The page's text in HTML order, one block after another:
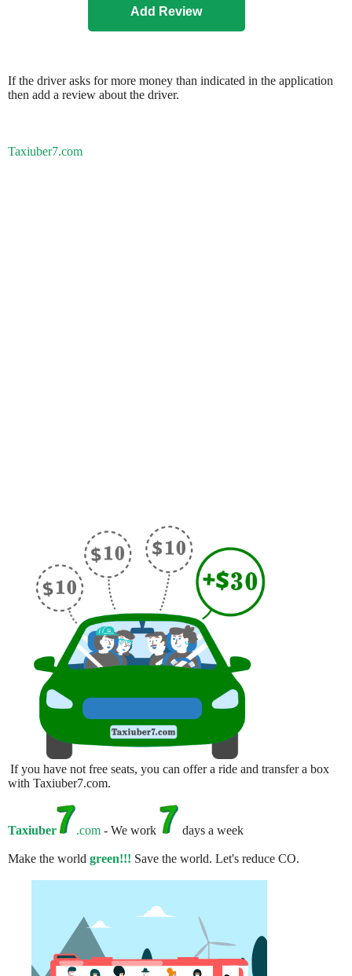
If the driver asks for more money than indicated in the application
then add a review about the driver.
Taxiuber7.com
If you have not free seats, you can offer a ride and transfer a box
with Taxiuber7.com.
Taxiuber .com - We work days a week
Make the world green!!! Save the world. Let's reduce CO.